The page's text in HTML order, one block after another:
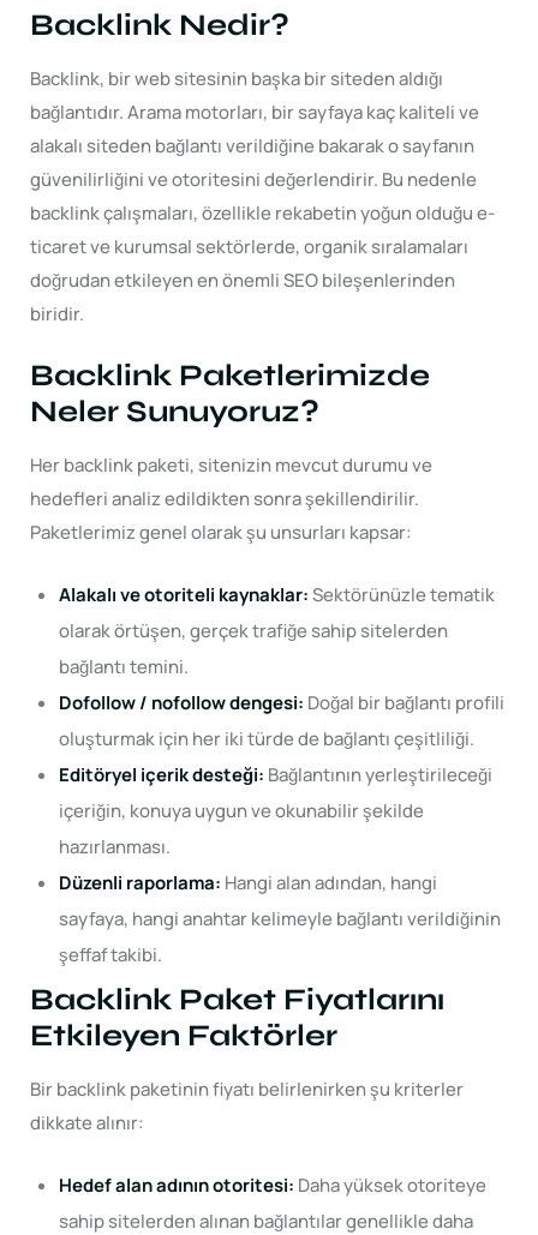
Backlink Nedir?
Backlink, bir web sitesinin başka bir siteden aldığı
bağlantıdır. Arama motorları, bir sayfaya kaç kaliteli ve
alakalı siteden bağlantı verildiğine bakarak o sayfanın
güvenilirliğini ve otoritesini değerlendirir. Bu nedenle
backlink çalışmaları, özellikle rekabetin yoğun olduğu e-
ticaret ve kurumsal sektörlerde, organik sıralamaları
doğrudan etkileyen en önemli SEO bileşenlerinden
biridir.
Backlink Paketlerimizde
Neler Sunuyoruz?
Her backlink paketi, sitenizin mevcut durumu ve
hedefleri analiz edildikten sonra şekillendirilir.
Paketlerimiz genel olarak şu unsurları kapsar:
Alakalı ve otoriteli kaynaklar:Sektörünüzle tematik
olarak örtüşen, gerçek trafiğe sahip sitelerden
bağlantı temini.
Dofollow / nofollow dengesi: Doğal bir bağlantı profili
oluşturmak için her iki türde de bağlantı çeşitliliği.
Editöryel içerik desteği: Bağlantının yerleştirileceği
içeriğin, konuya uygun ve okunabilir şekilde
hazırlanması.
Düzenli raporlama: Hangi alan adından, hangi
sayfaya, hangi anahtar kelimeyle bağlantı verildiğinin
şeffaf takibi.
Backlink Paket Fiyatlarını
Etkileyen Faktörler
Bir backlink paketinin fiyatı belirlenirken şu kriterler
dikkate alınır:
Hedef alan adının otoritesi: Daha yüksek otoriteye
sahip sitelerden alınan bağlantılar genellikle daha